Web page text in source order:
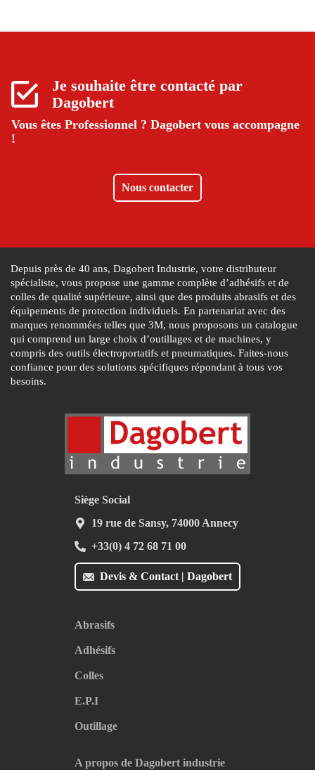
Je souhaite être contacté par
Dagobert
Vous êtes Professionnel ? Dagobert vous accompagne
!
Nous contacter
Depuis près de 40 ans, Dagobert Industrie, votre distributeur
spécialiste, vous propose une gamme complète d’adhésifs et de
colles de qualité supérieure, ainsi que des produits abrasifs et des
équipements de protection individuels. En partenariat avec des
marques renommées telles que 3M, nous proposons un catalogue
qui comprend un large choix d’outillages et de machines, y
compris des outils électroportatifs et pneumatiques. Faites-nous
confiance pour des solutions spécifiques répondant à tous vos
besoins.
Devis & Contact | Dagobert
Siège Social
19 rue de Sansy, 74000 Annecy
+33(0) 4 72 68 71 00
Abrasifs
Adhésifs
Colles
E.P.I
Outillage
A propos de Dagobert industrie